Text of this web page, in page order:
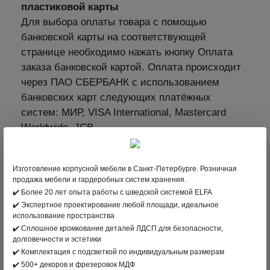
пластиковой карты
Для выбора оплаты товара с помощью
банковской карты на соответствующей
странице необходимо нажать кнопку Оплата
заказа банковской картой. Оплата происходит
через ПАО СБЕРБАНК с использованием
банковских карт следующих платёжных
систем: МИР, VISA International, Mastercard
Worldwide, JCB
3. Оплата по безналичному расчету –
4. Рассрочка
Оплатить заказ можно с помощью банковских
карт платёжных систем Visa, MasterCard, МИР.
Изготовление корпусной мебели в Санкт-Петербурге. Розничная
продажа мебели и гардеробных систем хранения.
✔️ Более 20 лет опыта работы с шведской системой ELFA
✔️ Экспертное проектирование любой площади, идеальное
использование пространства
✔️ Сплошное кромкование деталей ЛДСП для безопасности,
долговечности и эстетики
✔️ Комплектация с подсветкой по индивидуальным размерам
✔️ 500+ декоров и фрезеровок МДФ